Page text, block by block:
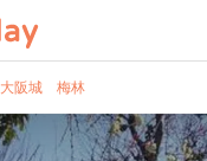
大阪城 梅林